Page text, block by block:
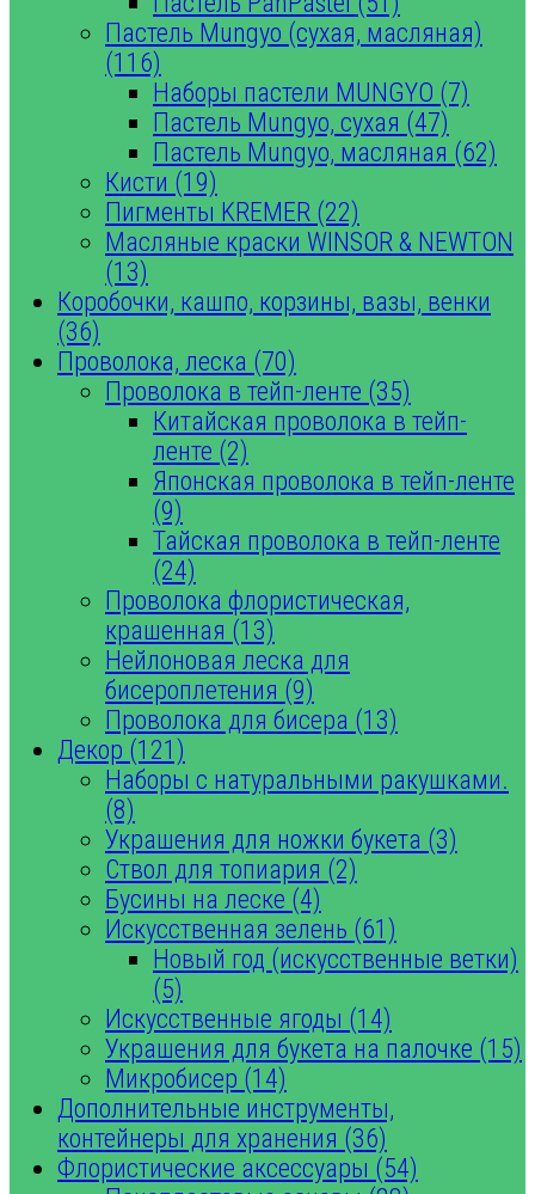
Пастель Mungyo (сухая, масляная)
(116)
Наборы пастели MUNGYO (7)
Пастель Mungyo, сухая (47)
Пастель Mungyo, масляная (62)
Кисти (19)
Пигменты KREMER (22)
Масляные краски WINSOR & NEWTON
(13)
Коробочки, кашпо, корзины, вазы, венки
(36)
Проволока, леска (70)
Проволока в тейп-ленте (35)
Китайская проволока в тейп-
ленте (2)
Японская проволока в тейп-ленте
(9)
Тайская проволока в тейп-ленте
(24)
Проволока флористическая,
крашенная (13)
Нейлоновая леска для
бисероплетения (9)
Проволока для бисера (13)
Декор (121)
Наборы с натуральными ракушками.
(8)
Украшения для ножки букета (3)
Ствол для топиария (2)
Бусины на леске (4)
Искусственная зелень (61)
Новый год (искусственные ветки)
(5)
Искусственные ягоды (14)
Украшения для букета на палочке (15)
Микробисер (14)
Дополнительные инструменты,
контейнеры для хранения (36)
Флористические аксессуары (54)